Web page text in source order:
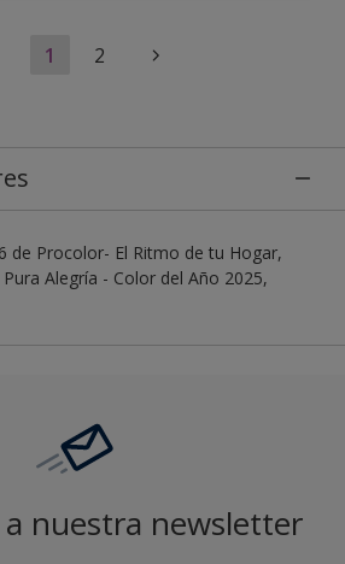
1 2
de Procolor- El Ritmo de tu Hogar,
Alegría - Color del Año 2025,
nuestra newsletter